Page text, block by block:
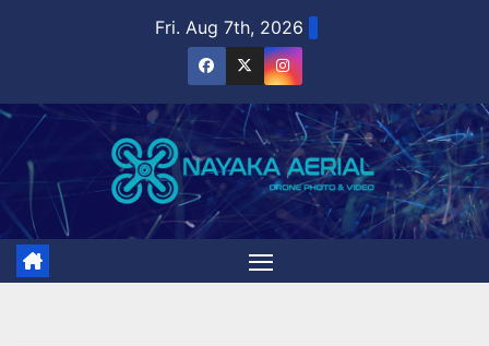
Fri. Aug 7th, 2026